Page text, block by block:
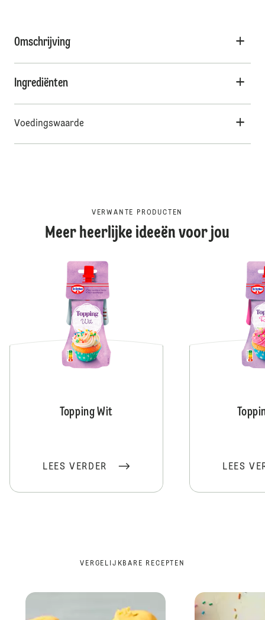
Omschrijving
Ingrediënten
Voedingswaarde
VERWANTE PRODUCTEN
Meer heerlijke ideeën voor jou
Topping Wit
LEES VERDER LEES
VERGELIJKBARE RECEPTEN